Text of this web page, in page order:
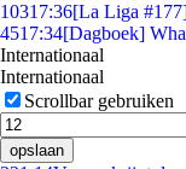
10317:36[La Liga
4517:34[Dagboek]
Internationaal
Internationaal
Scrollbar gebruiken
opslaan